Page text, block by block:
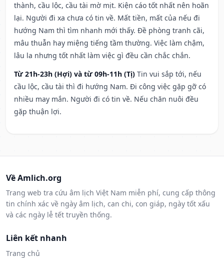
thành, cầu lộc, cầu tài mờ mịt. Kiện cáo tốt nhất nên hoãn
lại. Người đi xa chưa có tin về. Mất tiền, mất của nếu đi
hướng Nam thì tìm nhanh mới thấy. Đề phòng tranh cãi,
mâu thuẫn hay miệng tiếng tầm thường. Việc làm chậm,
lâu la nhưng tốt nhất làm việc gì đều cần chắc chắn.
Từ 21h-23h (Hợi) và từ 09h-11h (Tị) Tin vui sắp tới, nếu
cầu lộc, cầu tài thì đi hướng Nam. Đi công việc gặp gỡ có
nhiều may mắn. Người đi có tin về. Nếu chăn nuôi đều
gặp thuận lợi.
Về Amlich.org
Trang web tra cứu âm lịch Việt Nam miễn phí, cung cấp thông
tin chính xác về ngày âm lịch, can chi, con giáp, ngày tốt xấu
và các ngày lễ tết truyền thống.
Liên kết nhanh
Trang chủ